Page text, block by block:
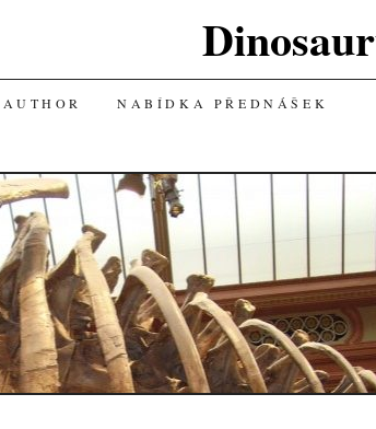
NABÍDKA PŘEDNÁŠEK